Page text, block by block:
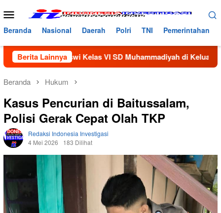
ke
konten
Menu
Mobile
Beranda Nasional Daerah Polri TNI Pemerintahan
Berita Lainnya
Siswi Kelas VI SD Muhammadiyah di Keluarkan Dari Sekolah
Beranda Hukum
Kasus Pencurian di Baitussalam,
Polisi Gerak Cepat Olah TKP
Redaksi Indonesia Investigasi
4 Mei 2026
183 Dilihat